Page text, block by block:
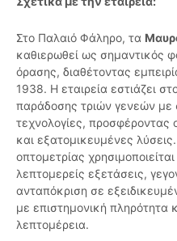
Στο Παλαιό Φάληρο, τα
καθιερωθεί ως σημαντικός
όρασης, διαθέτοντας
1938. Η εταιρεία εστιάζει
παράδοσης τριών γενεών με
τεχνολογίες, προσφέροντας
και εξατομικευμένες
οπτομετρίας
λεπτομερείς εξετάσεις,
ανταπόκριση σε
με επιστημονική πληρότητα
λεπτομέρεια.